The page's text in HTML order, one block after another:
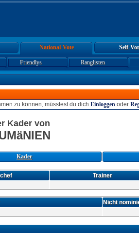
National-Vote Self-
Friendlys Ranglisten
zu können, müsstest du dich Einloggen oder
Kader von
Kader
Trainer
-
Nicht